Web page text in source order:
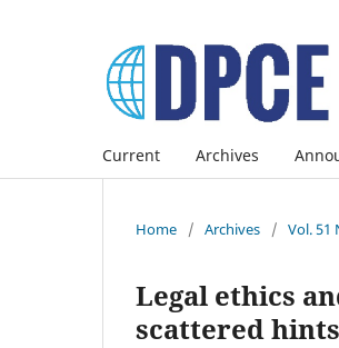
Current Archives
Home / Archives / Vol. 51
Legal ethics
scattered hints